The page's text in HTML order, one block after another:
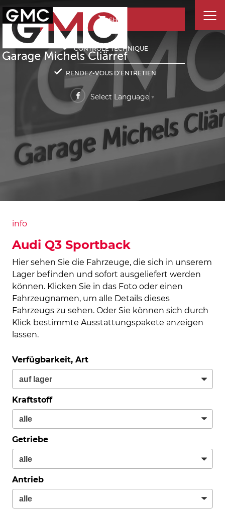
SHOP
CONTRÔLE TECHNIQUE
RENDEZ-VOUS D'ENTRETIEN
Select Language ▼
info
Audi Q3 Sportback
Hier sehen Sie die Fahrzeuge, die sich in unserem
Lager befinden und sofort ausgeliefert werden
können. Klicken Sie in das Foto oder einen
Fahrzeugnamen, um alle Details dieses
Fahrzeugs zu sehen. Oder Sie können sich durch
Klick bestimmte Ausstattungspakete anzeigen
lassen.
Verfügbarkeit, Art
Kraftstoff
Getriebe
Antrieb